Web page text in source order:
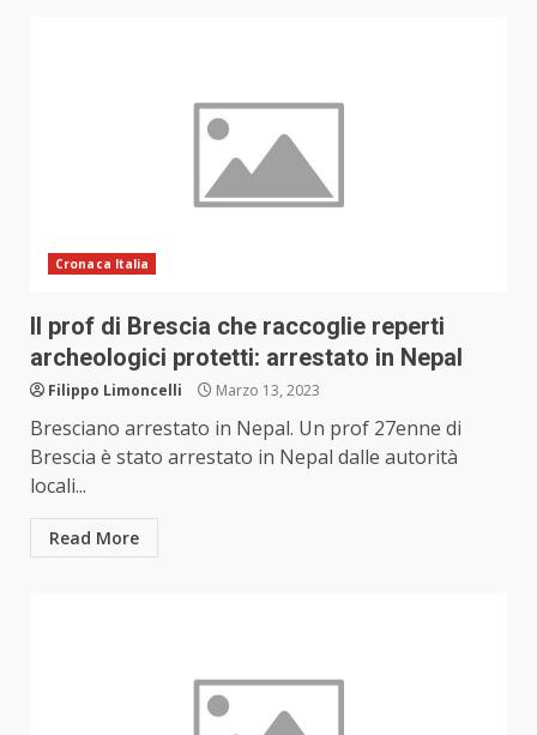
Cronaca Italia
Il prof di Brescia che raccoglie reperti
archeologici protetti: arrestato in Nepal
Filippo Limoncelli Marzo 13, 2023
Bresciano arrestato in Nepal. Un prof 27enne di
Brescia è stato arrestato in Nepal dalle autorità
locali...
Read More